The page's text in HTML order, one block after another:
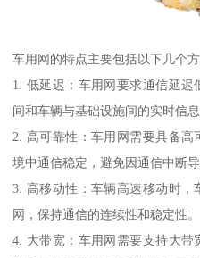
车用网的特点主要包括以下几个方
1. 低延迟：车用网要求通信延
间和车辆与基础设施间的实时信
2. 高可靠性：车用网需要具备
境中通信稳定，避免因通信中断导
3. 高移动性：车辆高速移动时
网，保持通信的连续性和稳定性。
4. 大带宽：车用网需要支持大